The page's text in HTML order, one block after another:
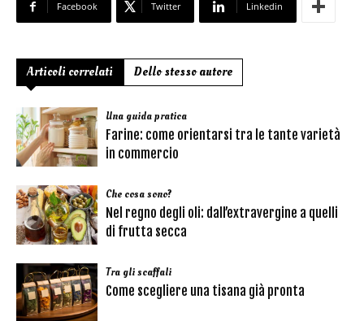
Facebook Twitter Linkedin
Articoli correlati Dello stesso autore
Una guida pratica
Farine: come orientarsi tra le tante varietà
in commercio
Che cosa sono?
Nel regno degli oli: dall’extravergine a quelli
di frutta secca
Tra gli scaffali
Come scegliere una tisana già pronta